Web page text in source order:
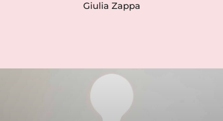
Giulia Zappa